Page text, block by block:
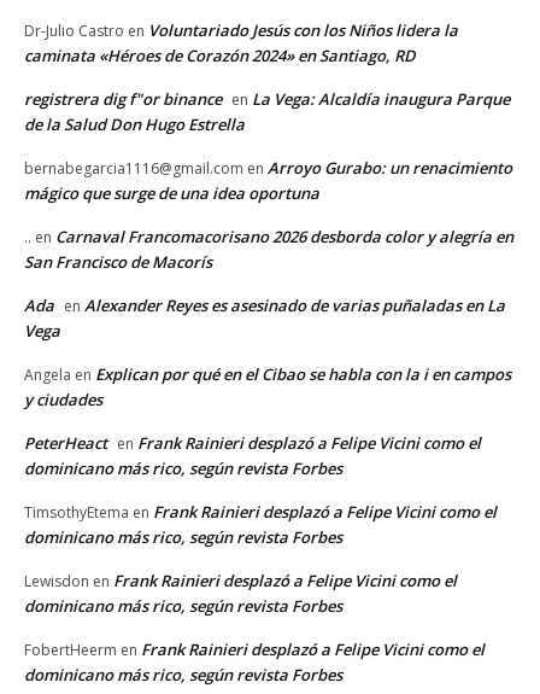
Dr-Julio Castro en Voluntariado Jesús con los Niños lidera la
caminata «Héroes de Corazón 2024» en Santiago, RD
registrera dig f"or binance en La Vega: Alcaldía inaugura Parque
de la Salud Don Hugo Estrella
bernabegarcia1116@gmail.com en Arroyo Gurabo: un renacimiento
mágico que surge de una idea oportuna
.. en Carnaval Francomacorisano 2026 desborda color y alegría en
San Francisco de Macorís
Ada en Alexander Reyes es asesinado de varias puñaladas en La
Vega
Angela en Explican por qué en el Cibao se habla con la i en campos
y ciudades
PeterHeact en Frank Rainieri desplazó a Felipe Vicini como el
dominicano más rico, según revista Forbes
TimsothyEtema en Frank Rainieri desplazó a Felipe Vicini como el
dominicano más rico, según revista Forbes
Lewisdon en Frank Rainieri desplazó a Felipe Vicini como el
dominicano más rico, según revista Forbes
FobertHeerm en Frank Rainieri desplazó a Felipe Vicini como el
dominicano más rico, según revista Forbes